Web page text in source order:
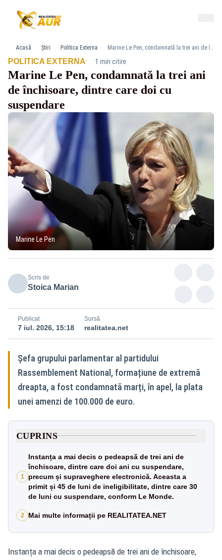
Acasă Știri Politica Externa Marine Le Pen, condamnată la trei ani de închisoare, dintre care doi cu suspendare
POLITICA EXTERNA· 1 min citire
Marine Le Pen, condamnată la trei ani
de închisoare, dintre care doi cu
suspendare
Marine Le Pen
Scris de
Stoica Marian
Publicat
7 iul. 2026, 15:18
Sursă
realitatea.net
Șefa grupului parlamentar al partidului
Rassemblement National, formațiune de extremă
dreapta, a fost condamnată marți, în apel, la plata
unei amenzi de 100.000 de euro.
CUPRINS
1
Instanța a mai decis o pedeapsă de trei ani de
închisoare, dintre care doi ani cu suspendare,
precum și supraveghere electronică. Aceasta a
primit și 45 de luni de ineligibilitate, dintre care 30
de luni cu suspendare, conform Le Monde.
2 Mai multe informații pe REALITATEA.NET
Instanța a mai decis o pedeapsă de trei ani de închisoare,